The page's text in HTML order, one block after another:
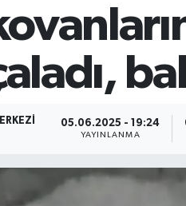
05.06.2025 - 19:24
YAYINLANMA